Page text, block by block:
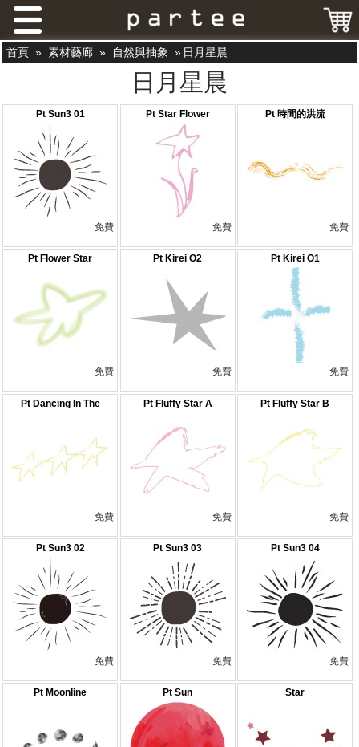
首頁 » 素材藝廊 » 自然與抽象 » 日月星晨
日月星晨
Pt Sun3 01
免費
Pt Star Flower
免費
Pt 時間的洪流
免費
Pt Flower Star
免費
Pt Kirei O2
免費
Pt Kirei O1
免費
Pt Dancing In The
免費
Pt Fluffy Star A
免費
Pt Fluffy Star B
免費
Pt Sun3 02
免費
Pt Sun3 03
免費
Pt Sun3 04
免費
Pt Moonline Pt Sun Star